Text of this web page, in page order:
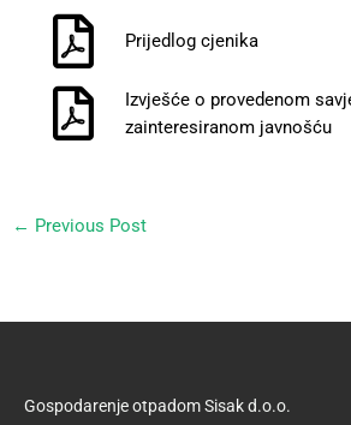
Prijedlog cjenika
Izvješće o provedenom
zainteresiranom javnošću
← Previous Post
Gospodarenje otpadom Sisak d.o.o.